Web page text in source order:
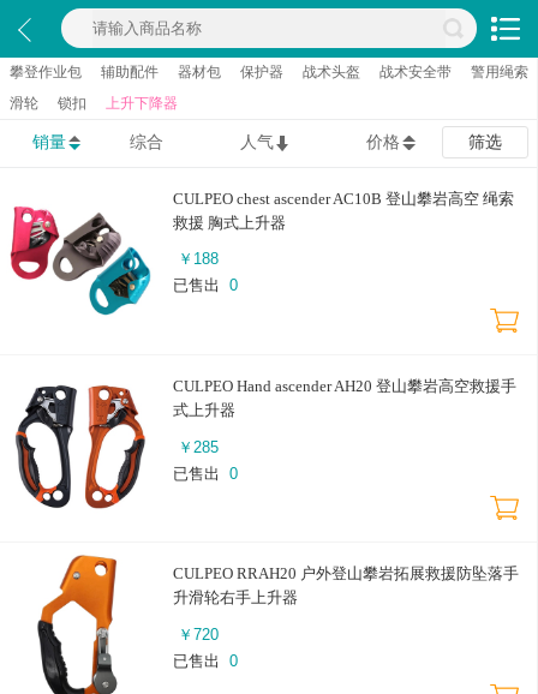
攀登作业包 辅助配件 器材包 保护器 战术头盔 战术安全带
警用绳索
滑轮
锁扣 上升下降器
销量 综合 人气 价格 筛选
CULPEO chest ascender AC10B 登山攀岩高空 绳索
救援 胸式上升器
￥ 188
已售出
0
CULPEO Hand ascender AH20 登山攀岩高空救援手
式上升器
￥ 285
已售出
0
CULPEO RRAH20 户外登山攀岩拓展救援防坠落手
升滑轮右手上升器
￥ 720
已售出
0